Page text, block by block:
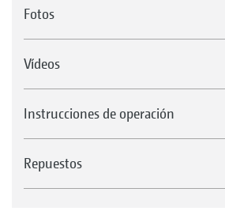
Fotos
Vídeos
Instrucciones de operación
Repuestos